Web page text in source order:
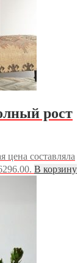
рост
цена составляла
В корзину